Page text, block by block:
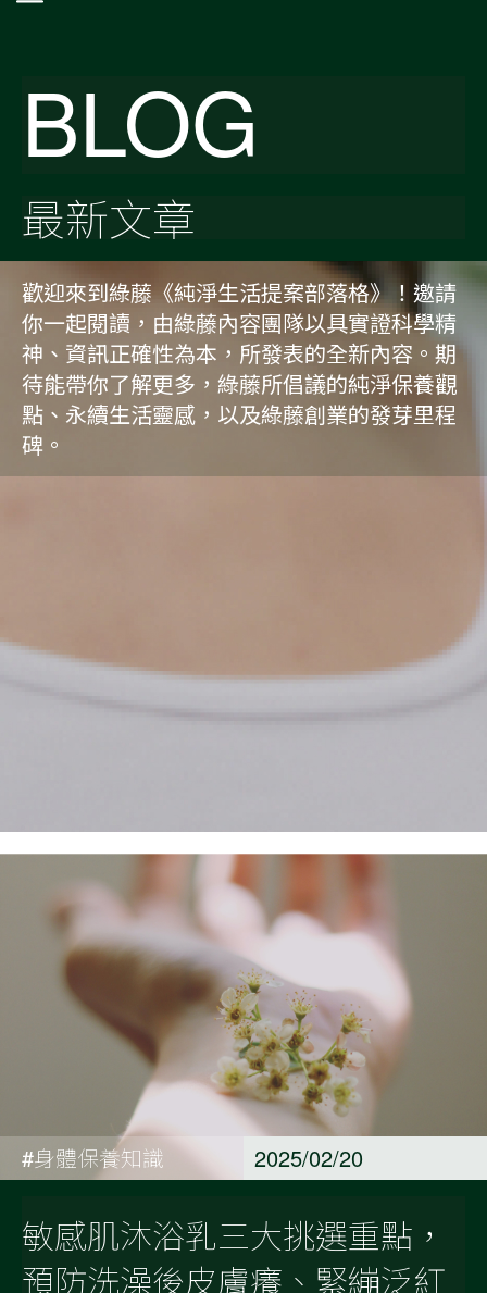
BLOG
最新文章
歡迎來到綠藤《純淨生活提案部落格》！邀請
你一起閱讀，由綠藤內容團隊以具實證科學精
神、資訊正確性為本，所發表的全新內容。期
待能帶你了解更多，綠藤所倡議的純淨保養觀
點、永續生活靈感，以及綠藤創業的發芽里程
碑。
#身體保養知識 2025/02/20
敏感肌沐浴乳三大挑選重點，
預防洗澡後皮膚癢、緊繃泛紅